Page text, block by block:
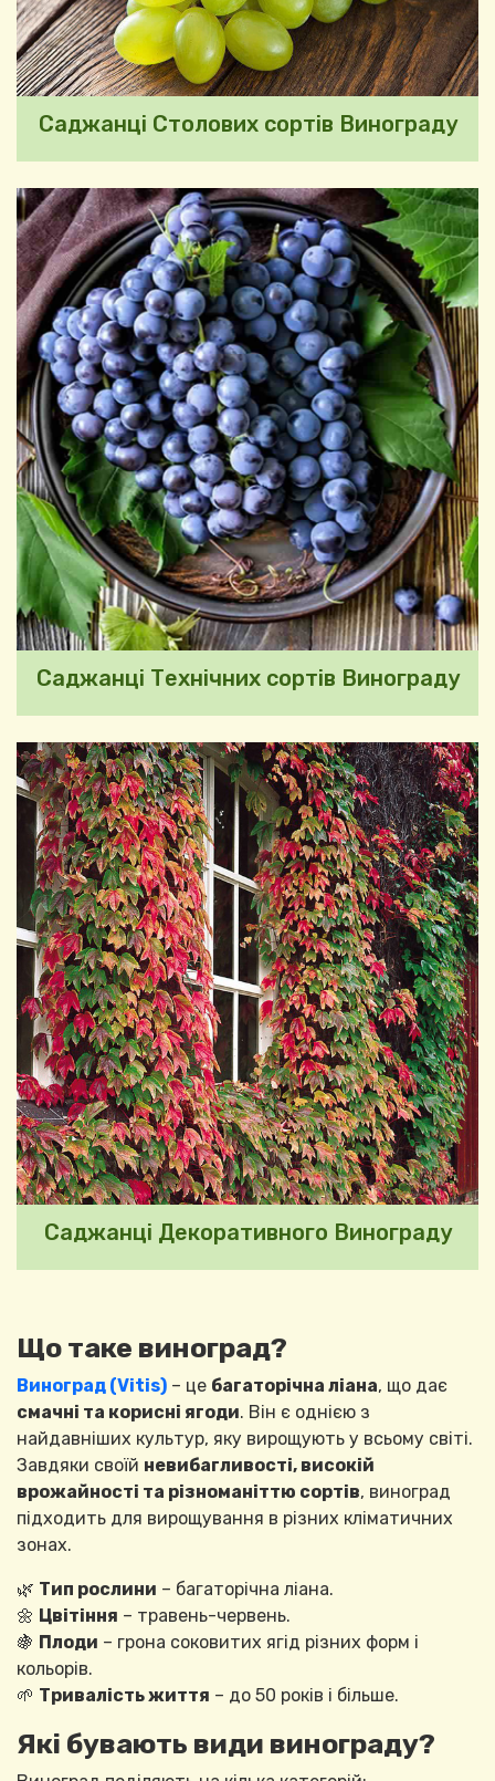
Саджанці Столових сортів Винограду
Саджанці Технічних сортів Винограду
Саджанці Декоративного Винограду
Що таке виноград?
Виноград (Vitis) – це багаторічна ліана, що дає
смачні та корисні ягоди. Він є однією з
найдавніших культур, яку вирощують у всьому світі.
Завдяки своїй невибагливості, високій
врожайності та різноманіттю сортів, виноград
підходить для вирощування в різних кліматичних
зонах.
🌿 Тип рослини – багаторічна ліана.
🌼 Цвітіння – травень-червень.
🍇 Плоди – грона соковитих ягід різних форм і
кольорів.
🌱 Тривалість життя – до 50 років і більше.
Які бувають види винограду?